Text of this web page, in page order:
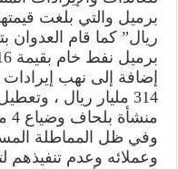
إضافة إلى نهب إيرادات
314 مليار ريال ،
منشأة بلحاف وضياع 4 مليارات .
وفي ظل المماطلة
وعملائه وعدم تنفيذهم